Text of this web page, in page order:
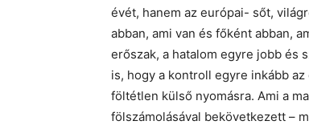
évét, hanem az európai- sőt,
abban, ami van és főként abban,
erőszak, a hatalom egyre jobb és
is, hogy a kontroll egyre inkább
föltétlen külső nyomásra. Ami a
fölszámolásával bekövetkezett –